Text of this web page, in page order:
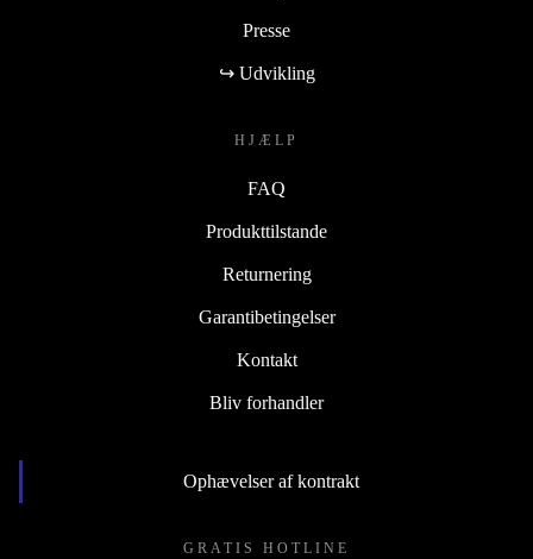
Presse
↪ Udvikling
HJÆLP
FAQ
Produkttilstande
Returnering
Garantibetingelser
Kontakt
Bliv forhandler
Ophævelser af kontrakt
GRATIS HOTLINE